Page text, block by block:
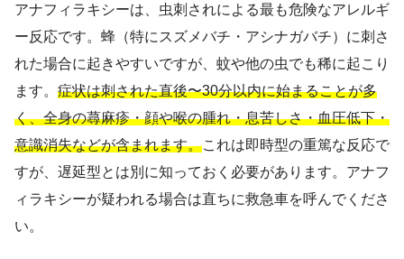
アナフィラキシーは、虫刺されによる最も危険なアレルギ
ー反応です。蜂（特にスズメバチ・アシナガバチ）に刺さ
れた場合に起きやすいですが、蚊や他の虫でも稀に起こり
ます。 症状は刺された直後〜30分以内に始まることが多
く、全身の蕁麻疹・顔や喉の腫れ・息苦しさ・血圧低下・
意識消失などが含まれます。これは即時型の重篤な反応で
すが、遅延型とは別に知っておく必要があります。アナフ
ィラキシーが疑われる場合は直ちに救急車を呼んでくださ
い。